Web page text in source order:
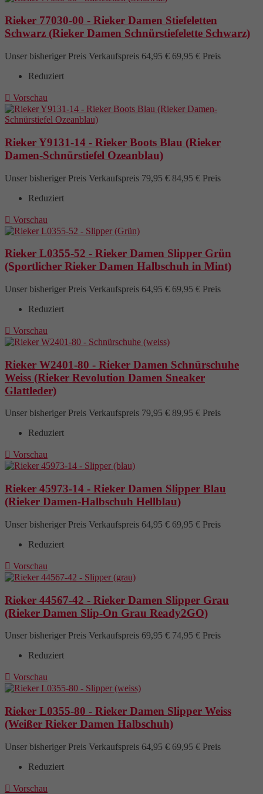
Rieker 77030-00 - Rieker Damen Stiefeletten
Schwarz (Rieker Damen Schnürstiefelette Schwarz)
Unser bisheriger Preis Verkaufspreis 64,95 € 69,95 € Preis
Reduziert
 Vorschau
Rieker Y9131-14 - Rieker Boots Blau (Rieker
Damen-Schnürstiefel Ozeanblau)
Unser bisheriger Preis Verkaufspreis 79,95 € 84,95 € Preis
Reduziert
 Vorschau
Rieker L0355-52 - Rieker Damen Slipper Grün
(Sportlicher Rieker Damen Halbschuh in Mint)
Unser bisheriger Preis Verkaufspreis 64,95 € 69,95 € Preis
Reduziert
 Vorschau
Rieker W2401-80 - Rieker Damen Schnürschuhe
Weiss (Rieker Revolution Damen Sneaker
Glattleder)
Unser bisheriger Preis Verkaufspreis 79,95 € 89,95 € Preis
Reduziert
 Vorschau
Rieker 45973-14 - Rieker Damen Slipper Blau
(Rieker Damen-Halbschuh Hellblau)
Unser bisheriger Preis Verkaufspreis 64,95 € 69,95 € Preis
Reduziert
 Vorschau
Rieker 44567-42 - Rieker Damen Slipper Grau
(Rieker Damen Slip-On Grau Ready2GO)
Unser bisheriger Preis Verkaufspreis 69,95 € 74,95 € Preis
Reduziert
 Vorschau
Rieker L0355-80 - Rieker Damen Slipper Weiss
(Weißer Rieker Damen Halbschuh)
Unser bisheriger Preis Verkaufspreis 64,95 € 69,95 € Preis
Reduziert
 Vorschau